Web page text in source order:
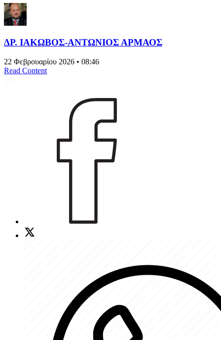
ΔΡ. ΙΑΚΩΒΟΣ-ΑΝΤΩΝΙΟΣ ΑΡΜΑΟΣ
22 Φεβρουαρίου 2026 • 08:46
Read Content